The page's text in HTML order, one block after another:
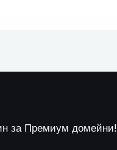
за Премиум домейни!